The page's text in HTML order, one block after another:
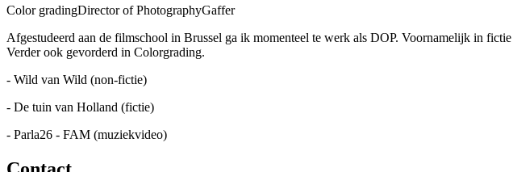
Color gradingDirector of PhotographyGaffer
Afgestudeerd aan de filmschool in Brussel ga ik momenteel te werk als DOP. Voornamelijk in
Verder ook gevorderd in Colorgrading.
- Wild van Wild (non-fictie)
- De tuin van Holland (fictie)
- Parla26 - FAM (muziekvideo)